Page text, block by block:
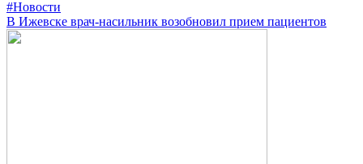
#Новости
В Ижевске врач-насильник возобновил прием пациентов